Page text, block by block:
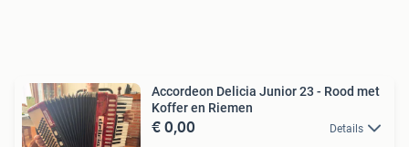
Accordeon Delicia Junior 23 - Rood met
Koffer en Riemen
€ 0,00 Details